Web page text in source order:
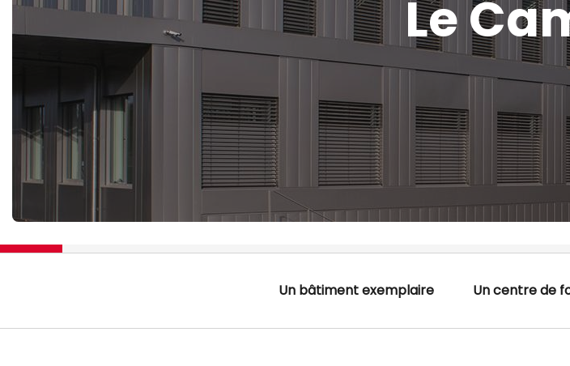
Le
Un bâtiment exemplaire Un centre de